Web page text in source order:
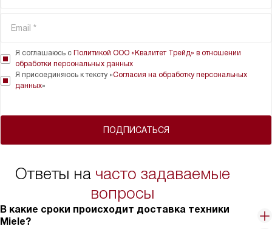
ПОДПИСАТЬСЯ
Я соглашаюсь с Политикой ООО «Квалитет Трейд» в отношении
обработки персональных данных
Я присоединяюсь к тексту «Согласия на обработку персональных
данных»
Ответы на часто задаваемые
вопросы
В какие сроки происходит доставка техники
Miele?